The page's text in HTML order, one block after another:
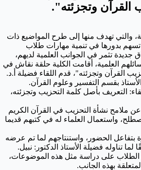
القرآن وتجزئته".
والتي تهدف منها إلى طرح المواضيع ذات
تسهم بدورها في تنمية مهارات طلاب
جديدة تثمر في الجوانب العلمية لديهم،
العلمية، أقامت الكلية حلقة نقاش في
القرآن وتجزئته"، قدم اللقاء فضيلة أ.د.
بقسم التفسير وعلوم القرآن.
التعريف بأصل كلمة التحزيب وتجزئته،
ملامح نشأة التحزيب في القرآن الكريم
واستعمال العلماء له في كتبهم قديما
الحضور، واستنتاجهم لما تم عرضه
تناوله فضيلة الأستاذ الدكتور: نبيل.
الطلاب على دراسة مثل هذه الموضوعات،
بهذه الجانب.